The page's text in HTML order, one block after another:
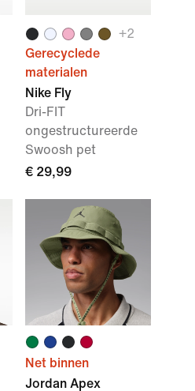
+2
Gerecyclede
materialen
Nike Fly
Dri-FIT
ongestructureerde
Swoosh pet
€ 29,99
Net binnen
Jordan Apex